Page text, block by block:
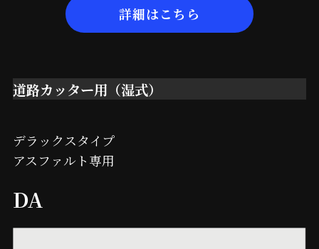
詳細はこちら
道路カッター用（湿式）
デラックスタイプ
アスファルト専用
DA